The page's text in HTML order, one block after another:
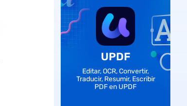
UPDF
Editar, OCR, Convertir,
Traducir, Resumir, Escribir
PDF en UPDF